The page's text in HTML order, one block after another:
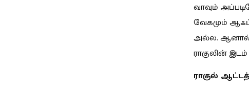
வாவும்
வேகமும்
அல்ல. ஆனால்,
ராகுலின்
ராகுல்